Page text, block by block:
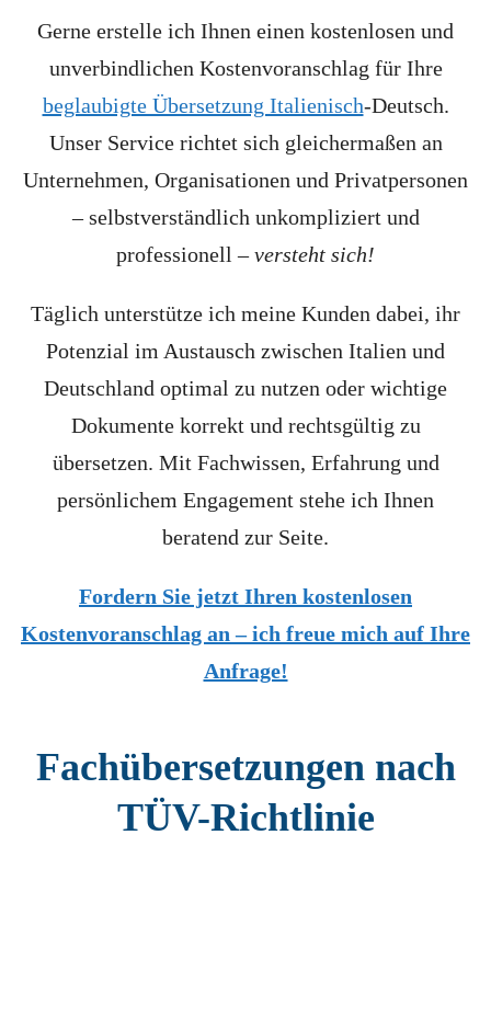
Gerne erstelle ich Ihnen einen kostenlosen und
unverbindlichen Kostenvoranschlag für Ihre
beglaubigte Übersetzung Italienisch-Deutsch.
Unser Service richtet sich gleichermaßen an
Unternehmen, Organisationen und Privatpersonen
– selbstverständlich unkompliziert und
professionell –versteht sich!
Täglich unterstütze ich meine Kunden dabei, ihr
Potenzial im Austausch zwischen Italien und
Deutschland optimal zu nutzen oder wichtige
Dokumente korrekt und rechtsgültig zu
übersetzen. Mit Fachwissen, Erfahrung und
persönlichem Engagement stehe ich Ihnen
beratend zur Seite.
Fordern Sie jetzt Ihren kostenlosen
Kostenvoranschlag an – ich freue mich auf Ihre
Anfrage!
Fachübersetzungen nach
TÜV-Richtlinie